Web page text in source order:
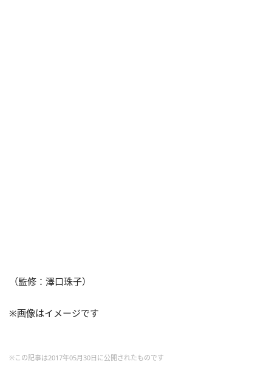
（監修：澤口珠子）
※画像はイメージです
※この記事は2017年05月30日に公開されたものです